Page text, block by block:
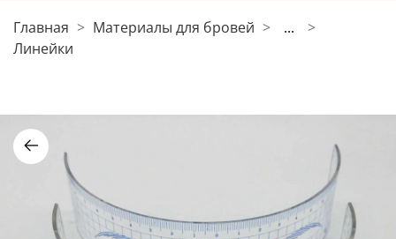
Главная Материалы для бровей
...
Линейки